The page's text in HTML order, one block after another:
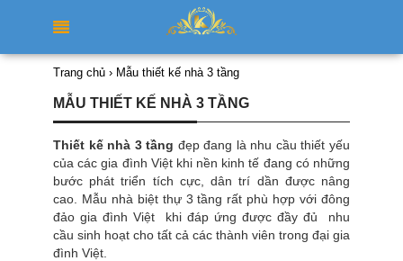
Trang chủ › Mẫu thiết kế nhà 3 tầng
MẪU THIẾT KẾ NHÀ 3 TẦNG
Thiết kế nhà 3 tầng đẹp đang là nhu cầu thiết yếu
của các gia đình Việt khi nền kinh tế đang có những
bước phát triển tích cực, dân trí dần được nâng
cao. Mẫu nhà biệt thự 3 tầng rất phù hợp với đông
đảo gia đình Việt khi đáp ứng được đầy đủ nhu
cầu sinh hoạt cho tất cả các thành viên trong đại gia
đình Việt.